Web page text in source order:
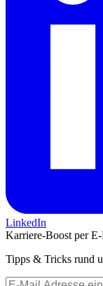
LinkedIn
Karriere-Boost per
Tipps & Tricks rund